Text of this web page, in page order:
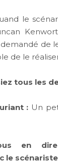
le
demandé de
de le
tous les
: Un
en
le